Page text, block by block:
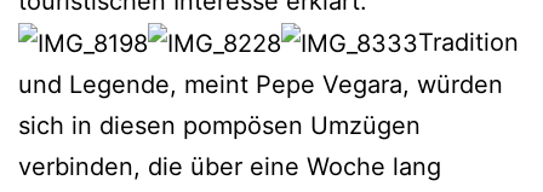
Tradition
und Legende, meint Pepe Vegara, würden
sich in diesen pompösen Umzügen
verbinden, die über eine Woche lang